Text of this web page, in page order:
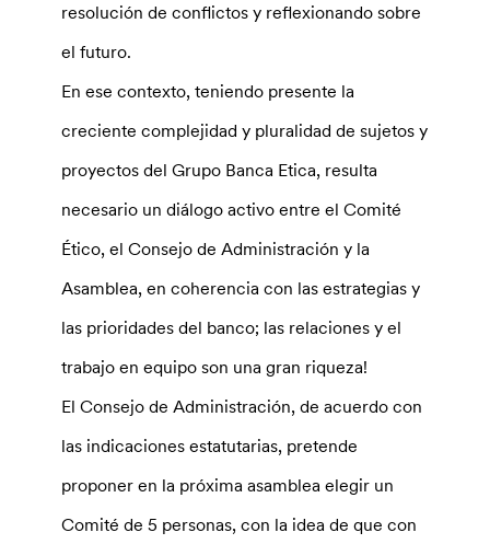
resolución de conflictos y reflexionando sobre
el futuro.
En ese contexto, teniendo presente la
creciente complejidad y pluralidad de sujetos y
proyectos del Grupo Banca Etica, resulta
necesario un diálogo activo entre el Comité
Ético, el Consejo de Administración y la
Asamblea, en coherencia con las estrategias y
las prioridades del banco; las relaciones y el
trabajo en equipo son una gran riqueza!
El Consejo de Administración, de acuerdo con
las indicaciones estatutarias, pretende
proponer en la próxima asamblea elegir un
Comité de 5 personas, con la idea de que con